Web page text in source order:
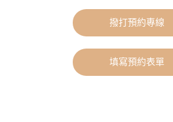
撥打預約專線
填寫預約表單